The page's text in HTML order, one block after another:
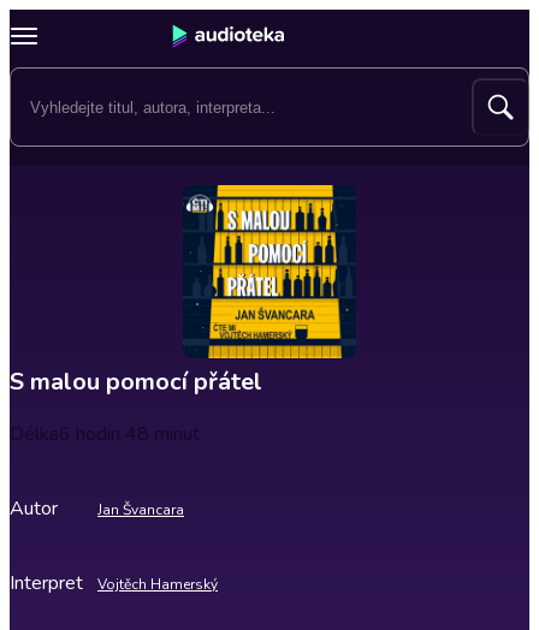
S malou pomocí přátel
Délka6 hodin 48 minut
Autor Jan Švancara
Interpret Vojtěch Hamerský